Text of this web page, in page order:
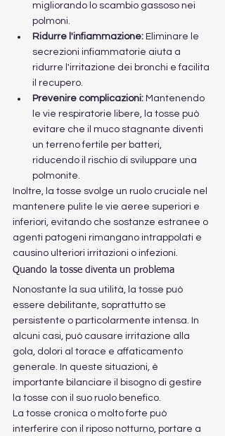
migliorando lo scambio gassoso nei
polmoni.
Ridurre l'infiammazione: Eliminare le
secrezioni infiammatorie aiuta a
ridurre l'irritazione dei bronchi e facilita
il recupero.
Prevenire complicazioni: Mantenendo
le vie respiratorie libere, la tosse può
evitare che il muco stagnante diventi
un terreno fertile per batteri,
riducendo il rischio di sviluppare una
polmonite.
Inoltre, la tosse svolge un ruolo cruciale nel
mantenere pulite le vie aeree superiori e
inferiori, evitando che sostanze estranee o
agenti patogeni rimangano intrappolati e
causino ulteriori irritazioni o infezioni.
Quando la tosse diventa un problema
Nonostante la sua utilità, la tosse può
essere debilitante, soprattutto se
persistente o particolarmente intensa. In
alcuni casi, può causare irritazione alla
gola, dolori al torace e affaticamento
generale. In queste situazioni, è
importante bilanciare il bisogno di gestire
la tosse con il suo ruolo benefico.
La tosse cronica o molto forte può
interferire con il riposo notturno, portare a